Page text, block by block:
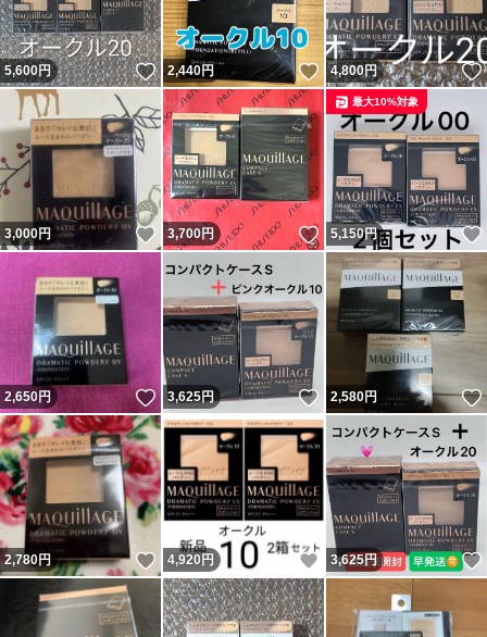
5,600円 いいね！
2,440円 いいね！
4,800円
3,000円 いいね！
3,700円 いいね！
5,150円
最大10%対象
2,650円 いいね！
3,625円 いいね！
2,580円
2,780円 いいね！
4,920 円 いいね！
3,625円